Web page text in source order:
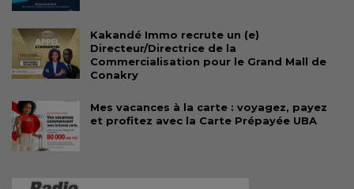
Kakandé Immo recrute un (e)
Directeur/Directrice de la
Commercialisation pour le Grand Mall de
Conakry
Mes vacances à la carte : voyagez, payez
et profitez avec la Carte Prépayée UBA